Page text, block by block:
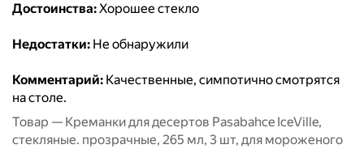
Достоинства:Хорошее стекло
Недостатки: Не обнаружили
Комментарий: Качественные, симпотично смотрятся
на столе.
Товар — Креманки для десертов Pasabahce IceVille,
стекляные. прозрачные, 265 мл, 3 шт, для мороженого